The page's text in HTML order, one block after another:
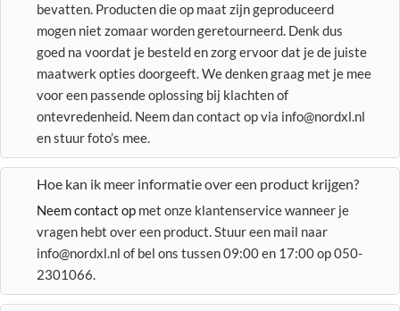
bevatten. Producten die op maat zijn geproduceerd
mogen niet zomaar worden geretourneerd. Denk dus
goed na voordat je besteld en zorg ervoor dat je de juiste
maatwerk opties doorgeeft. We denken graag met je mee
voor een passende oplossing bij klachten of
ontevredenheid. Neem dan contact op via info@nordxl.nl
en stuur foto’s mee.
Hoe kan ik meer informatie over een product krijgen?
Neem contact op met onze klantenservice wanneer je
vragen hebt over een product. Stuur een mail naar
info@nordxl.nl of bel ons tussen 09:00 en 17:00 op 050-
2301066.